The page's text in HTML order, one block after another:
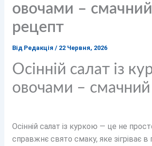
овочами – смачний
рецепт
Від Редакція / 22 Червня, 2026
Осінній салат із
овочами –
Осінній салат із куркою — це не
справжнє свято смаку, яке зігріває в